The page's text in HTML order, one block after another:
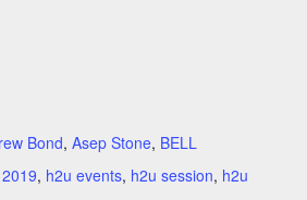
Bond, Asep Stone, BELL
, h2u events, h2u session, h2u